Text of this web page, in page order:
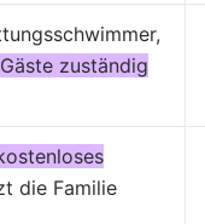
zuständig
die Familie